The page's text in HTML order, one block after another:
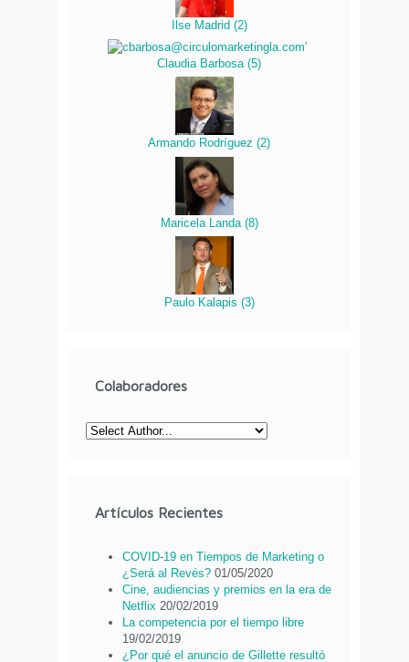
Ilse Madrid (2)
Claudia Barbosa (5)
Armando Rodríguez (2)
Maricela Landa (8)
Paulo Kalapis (3)
Colaboradores
Artículos Recientes
COVID-19 en Tiempos de Marketing o
¿Será al Revés? 01/05/2020
Cine, audiencias y premios en la era de
Netflix 20/02/2019
La competencia por el tiempo libre
19/02/2019
¿Por qué el anuncio de Gillette resultó